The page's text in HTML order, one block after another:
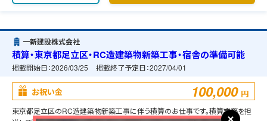
一新建設株式会社
積算・東京都足立区・RC造建築物新築工事・宿舎の準備可能
掲載開始日：2026/03/25 掲載終了予定日：2027/04/01
お祝い金 100,000 円
東京都足立区のRC造建築物新築工事に伴う積算のお仕事です。積算業務を担